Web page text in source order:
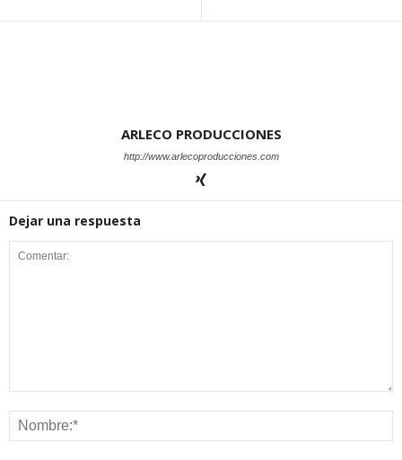
ARLECO PRODUCCIONES
http://www.arlecoproducciones.com
Dejar una respuesta